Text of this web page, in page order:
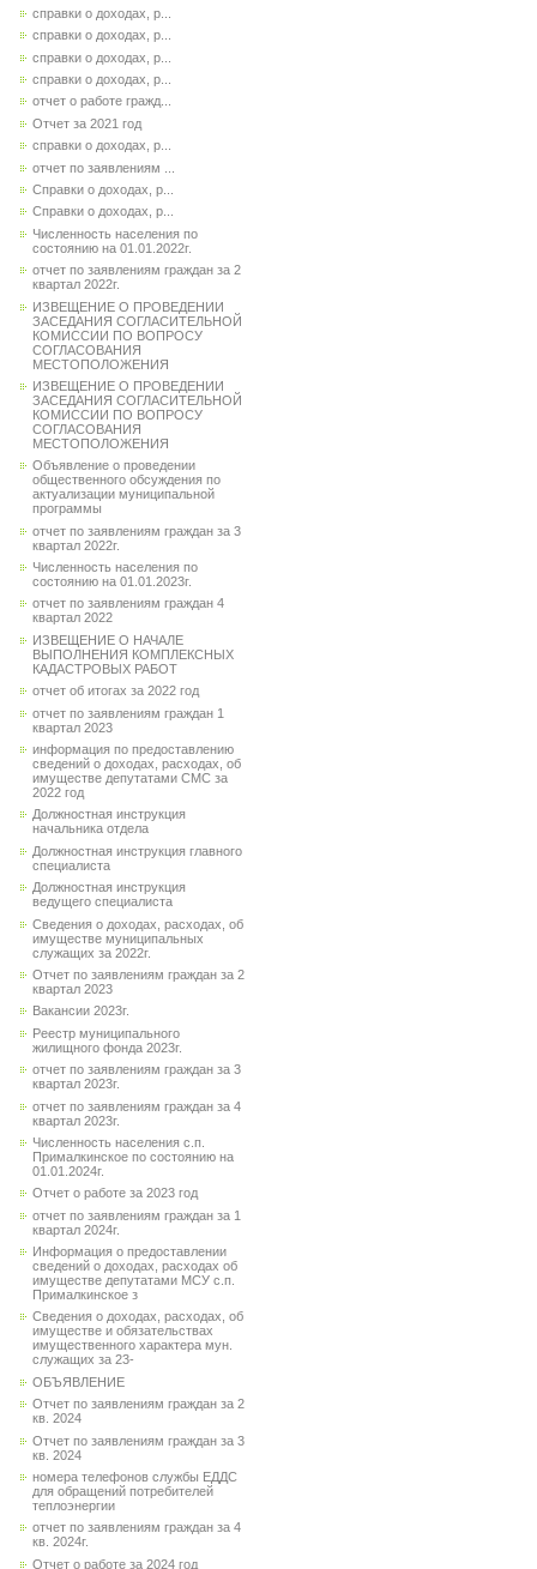
справки о доходах, р...
справки о доходах, р...
справки о доходах, р...
справки о доходах, р...
отчет о работе гражд...
Отчет за 2021 год
справки о доходах, р...
отчет по заявлениям ...
Справки о доходах, р...
Справки о доходах, р...
Численность населения по
состоянию на 01.01.2022г.
отчет по заявлениям граждан за 2
квартал 2022г.
ИЗВЕЩЕНИЕ О ПРОВЕДЕНИИ
ЗАСЕДАНИЯ СОГЛАСИТЕЛЬНОЙ
КОМИССИИ ПО ВОПРОСУ
СОГЛАСОВАНИЯ
МЕСТОПОЛОЖЕНИЯ
ИЗВЕЩЕНИЕ О ПРОВЕДЕНИИ
ЗАСЕДАНИЯ СОГЛАСИТЕЛЬНОЙ
КОМИССИИ ПО ВОПРОСУ
СОГЛАСОВАНИЯ
МЕСТОПОЛОЖЕНИЯ
Объявление о проведении
общественного обсуждения по
актуализации муниципальной
программы
отчет по заявлениям граждан за 3
квартал 2022г.
Численность населения по
состоянию на 01.01.2023г.
отчет по заявлениям граждан 4
квартал 2022
ИЗВЕЩЕНИЕ О НАЧАЛЕ
ВЫПОЛНЕНИЯ КОМПЛЕКСНЫХ
КАДАСТРОВЫХ РАБОТ
отчет об итогах за 2022 год
отчет по заявлениям граждан 1
квартал 2023
информация по предоставлению
сведений о доходах, расходах, об
имуществе депутатами СМС за
2022 год
Должностная инструкция
начальника отдела
Должностная инструкция главного
специалиста
Должностная инструкция
ведущего специалиста
Сведения о доходах, расходах, об
имуществе муниципальных
служащих за 2022г.
Отчет по заявлениям граждан за 2
квартал 2023
Вакансии 2023г.
Реестр муниципального
жилищного фонда 2023г.
отчет по заявлениям граждан за 3
квартал 2023г.
отчет по заявлениям граждан за 4
квартал 2023г.
Численность населения с.п.
Прималкинское по состоянию на
01.01.2024г.
Отчет о работе за 2023 год
отчет по заявлениям граждан за 1
квартал 2024г.
Информация о предоставлении
сведений о доходах, расходах об
имуществе депутатами МСУ с.п.
Прималкинское з
Сведения о доходах, расходах, об
имуществе и обязательствах
имущественного характера мун.
служащих за 23-
ОБЪЯВЛЕНИЕ
Отчет по заявлениям граждан за 2
кв. 2024
Отчет по заявлениям граждан за 3
кв. 2024
номера телефонов службы ЕДДС
для обращений потребителей
теплоэнергии
отчет по заявлениям граждан за 4
кв. 2024г.
Отчет о работе за 2024 год